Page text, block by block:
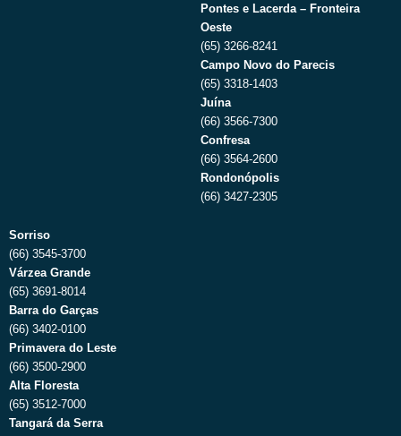
Pontes e Lacerda – Fronteira
Oeste
(65) 3266-8241
Campo Novo do Parecis
(65) 3318-1403
Juína
(66) 3566-7300
Confresa
(66) 3564-2600
Rondonópolis
(66) 3427-2305
Sorriso
(66) 3545-3700
Várzea Grande
(65) 3691-8014
Barra do Garças
(66) 3402-0100
Primavera do Leste
(66) 3500-2900
Alta Floresta
(65) 3512-7000
Tangará da Serra